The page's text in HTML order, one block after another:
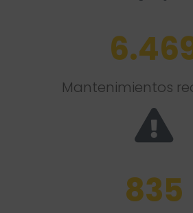
Mantenimientos
835